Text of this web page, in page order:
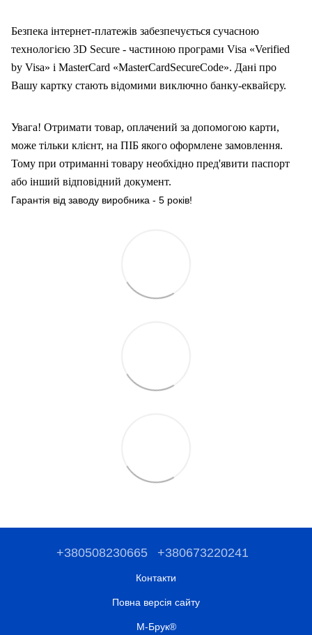
Безпека інтернет-платежів забезпечується сучасною
технологією 3D Secure - частиною програми Visa «Verified
by Visa» і MasterCard «MasterCardSecureCode». Дані про
Вашу картку стають відомими виключно банку-еквайєру.
Увага! Отримати товар, оплачений за допомогою карти,
може тільки клієнт, на ПІБ якого оформлене замовлення.
Тому при отриманні товару необхідно пред'явити паспорт
або інший відповідний документ.
Гарантія від заводу виробника - 5 років!
+380508230665 +380673220241
Контакти
Повна версія сайту
М-Брук®